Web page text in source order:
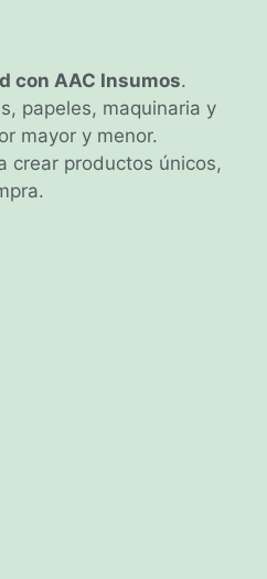
con AAC Insumos.
papeles, maquinaria y
mayor y menor.
crear productos únicos,